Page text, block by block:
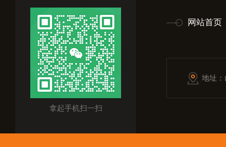
拿起手机扫一扫
网站首页
地址